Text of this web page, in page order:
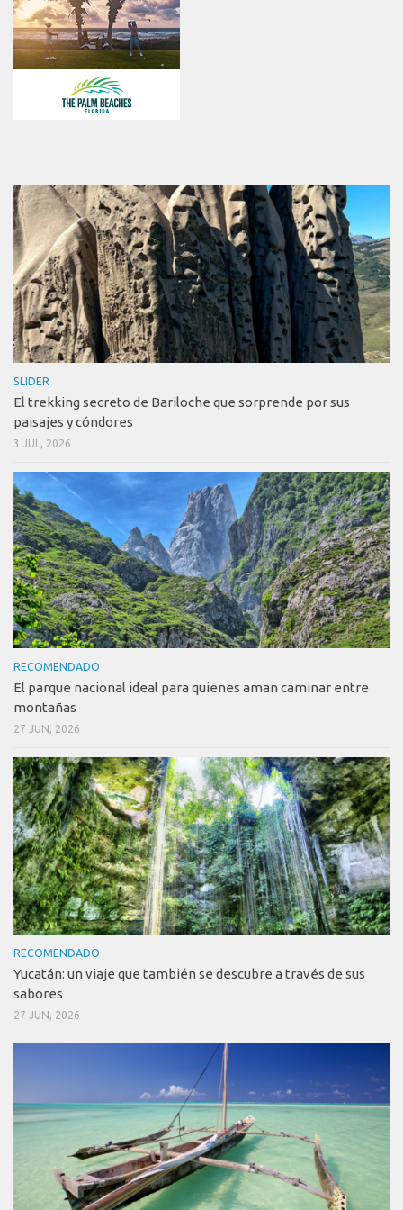
SLIDER
El trekking secreto de Bariloche que sorprende por sus
paisajes y cóndores
3 JUL, 2026
RECOMENDADO
El parque nacional ideal para quienes aman caminar entre
montañas
27 JUN, 2026
RECOMENDADO
Yucatán: un viaje que también se descubre a través de sus
sabores
27 JUN, 2026